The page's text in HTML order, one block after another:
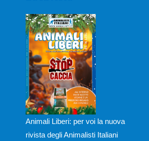
Animali Liberi: per voi la nuova
rivista degli Animalisti Italiani